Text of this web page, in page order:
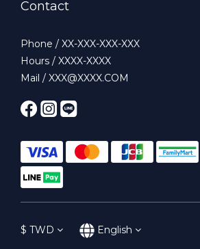
Contact
Phone / XX-XXX-XXX-XXX
Hours / XXXX-XXXX
Mail / XXX@XXXX.COM
$ TWD English